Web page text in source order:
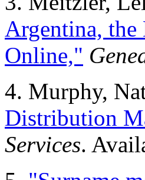
Argentina,
Online,"
4. Murphy,
Distribution
Services.